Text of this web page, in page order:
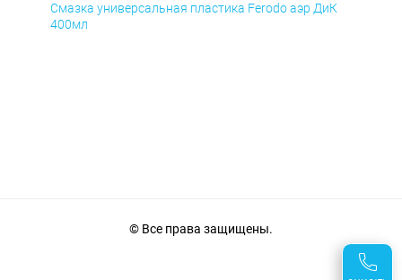
Смазка универсальная пластика Ferodo аэр ДиК
400мл
© Все права защищены.